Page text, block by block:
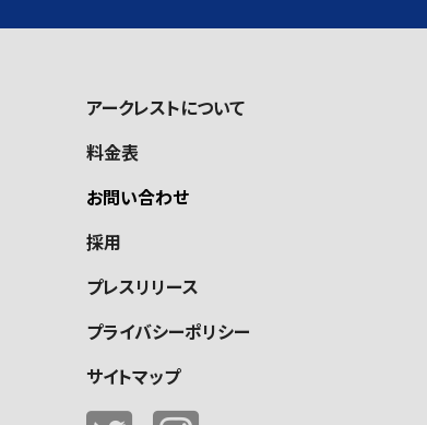
アークレストについて
料金表
お問い合わせ
採用
プレスリリース
プライバシーポリシー
サイトマップ